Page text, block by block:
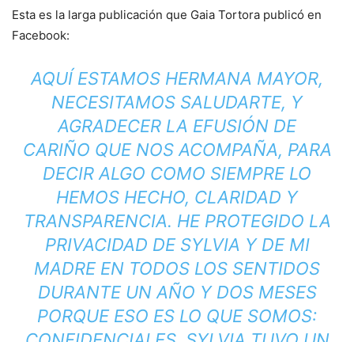
Esta es la larga publicación que Gaia Tortora publicó en
Facebook:
AQUÍ ESTAMOS HERMANA MAYOR,
NECESITAMOS SALUDARTE, Y
AGRADECER LA EFUSIÓN DE
CARIÑO QUE NOS ACOMPAÑA, PARA
DECIR ALGO COMO SIEMPRE LO
HEMOS HECHO, CLARIDAD Y
TRANSPARENCIA. HE PROTEGIDO LA
PRIVACIDAD DE SYLVIA Y DE MI
MADRE EN TODOS LOS SENTIDOS
DURANTE UN AÑO Y DOS MESES
PORQUE ESO ES LO QUE SOMOS: